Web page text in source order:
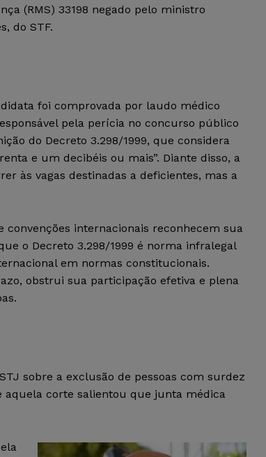
(RMS) 33198 negado pelo ministro
do STF.
foi comprovada por laudo médico
pela perícia no concurso público
do Decreto 3.298/1999, que considera
e um decibéis ou mais”. Diante disso, a
às vagas destinadas a deficientes, mas a
convenções internacionais reconhecem sua
o Decreto 3.298/1999 é norma infralegal
em normas constitucionais.
obstrui sua participação efetiva e plena
sobre a exclusão de pessoas com surdez
aquela corte salientou que junta médica